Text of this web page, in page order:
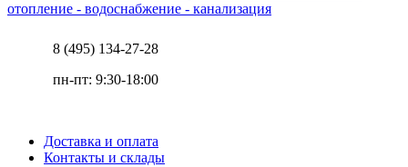
отопление - водоснабжение - канализация
8 (495) 134-27-28
пн-пт: 9:30-18:00
Доставка и оплата
Контакты и склады